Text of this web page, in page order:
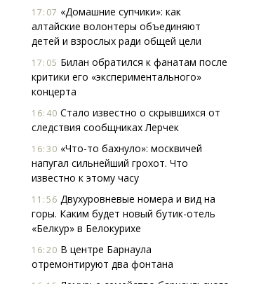
17:07 «Домашние супчики»: как
алтайские волонтеры объединяют
детей и взрослых ради общей цели
17:05 Билан обратился к фанатам после
критики его «экспериментального»
концерта
16:40 Стало известно о скрывшихся от
следствия сообщниках Лерчек
16:30 «Что-то бахнуло»: москвичей
напугал сильнейший грохот. Что
известно к этому часу
11:56 Двухуровневые номера и вид на
горы. Каким будет новый бутик-отель
«Белкур» в Белокурихе
16:20 В центре Барнаула
отремонтируют два фонтана